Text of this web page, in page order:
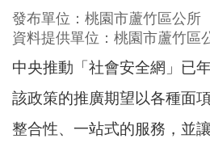
法
規
資
料
階
發布單位：桃園市蘆竹區公所
資料提供單位：桃園市蘆竹區
中央推動「社會安全網」已
該政策的推廣期望以各種面
整合性、一站式的服務，並